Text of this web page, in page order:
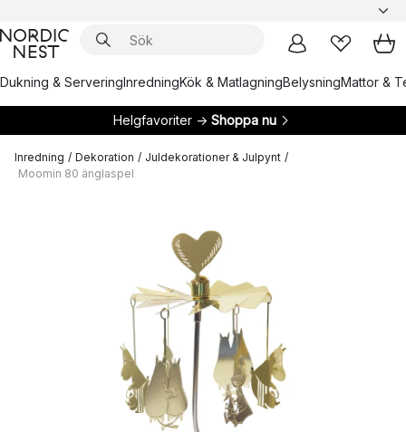
Dukning & ServeringInredningKök & MatlagningBelysningMattor &
Helgfavoriter → Shoppa nu
Inredning / Dekoration / Juldekorationer & Julpynt /
Moomin 80 änglaspel